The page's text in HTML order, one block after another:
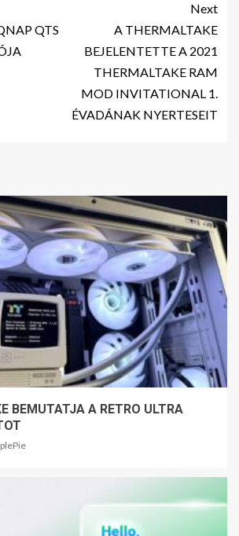
QTS
Next
A THERMALTAKE
BEJELENTETTE A 2021
THERMALTAKE RAM
MOD INVITATIONAL 1.
ÉVADÁNAK NYERTESEIT
BEMUTATJA A RETRO ULTRA